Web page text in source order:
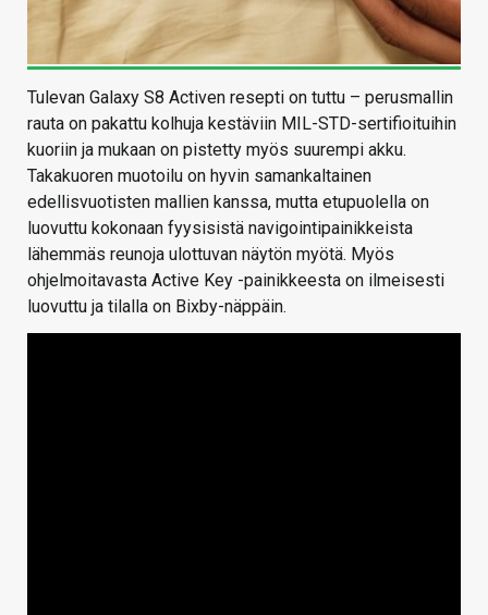
Tulevan Galaxy S8 Activen resepti on tuttu – perusmallin
rauta on pakattu kolhuja kestäviin MIL-STD-sertifioituihin
kuoriin ja mukaan on pistetty myös suurempi akku.
Takakuoren muotoilu on hyvin samankaltainen
edellisvuotisten mallien kanssa, mutta etupuolella on
luovuttu kokonaan fyysisistä navigointipainikkeista
lähemmäs reunoja ulottuvan näytön myötä. Myös
ohjelmoitavasta Active Key -painikkeesta on ilmeisesti
luovuttu ja tilalla on Bixby-näppäin.